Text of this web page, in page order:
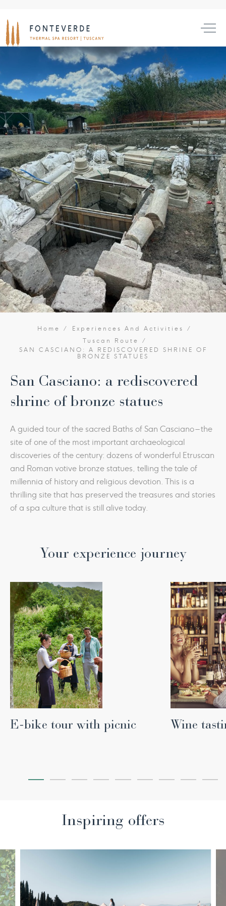
Home
Experiences And Activities
Tuscan Route
SAN CASCIANO: A REDISCOVERED SHRINE OF
BRONZE STATUES
San Casciano: a rediscovered
shrine of bronze statues
A guided tour of the sacred Baths of San Casciano – the
site of one of the most important archaeological
discoveries of the century: dozens of wonderful Etruscan
and Roman votive bronze statues, telling the tale of
millennia of history and religious devotion. This is a
thrilling site that has preserved the treasures and stories
of a spa culture that is still alive today.
Your experience journey
E-bike tour with picnic Wine
Inspiring offers